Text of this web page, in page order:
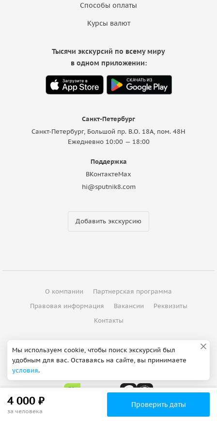
4 000 ₽
за человека
Проверить даты
Способы оплаты
Курсы валют
Санкт-Петербург
Санкт-Петербург, Большой пр. В.О. 18A, пом. 48Н
Ежедневно 10:00 — 18:00
Поддержка
ВКонтактеMax
hi@sputnik8.com
Добавить экскурсию
Тысячи экскурсий по всему миру
в одном приложении:
О компании
Партнерская программа
Правовая информация
Вакансии
Реквизиты
Контакты
© 2012 - 2026 ООО "Спутник"
Сделано в Петербурге
Мы используем cookie, чтобы поиск экскурсий был
удобным для вас. Оставаясь на сайте, вы принимаете
условия.